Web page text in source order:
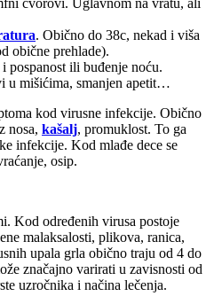
. Obično do 38c, nekad i viša
obične prehlade).
pospanost ili buđenje noću.
u mišićima, smanjen apetit…
kod virusne infekcije. Obično
nosa, kašalj, promuklost. To ga
infekcije. Kod mlađe dece se
osip.
Kod određenih virusa postoje
malaksalosti, plikova, ranica,
upala grla obično traju od 4 do
značajno varirati u zavisnosti od
uzročnika i načina lečenja.